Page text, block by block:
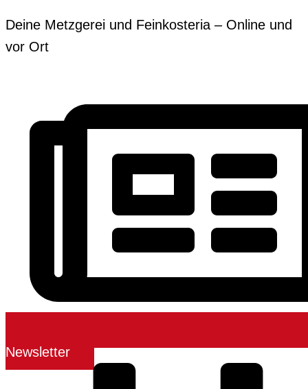
Inhalt
springen
Deine Metzgerei und Feinkosteria – Online und
vor Ort
Newsletter